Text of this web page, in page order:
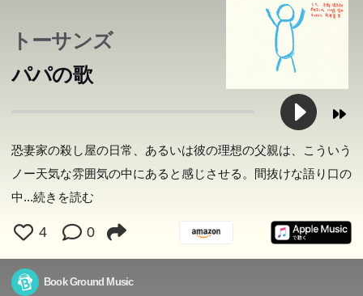
トーサンズ
パパの歌
恐妻家の殺し屋の日常、あるいは彼の理想の父親は、こういう
ノー天気な雰囲気の中にあると感じさせる。間抜けな語り口の
中...続きを読む
4 0
Book Ground Music